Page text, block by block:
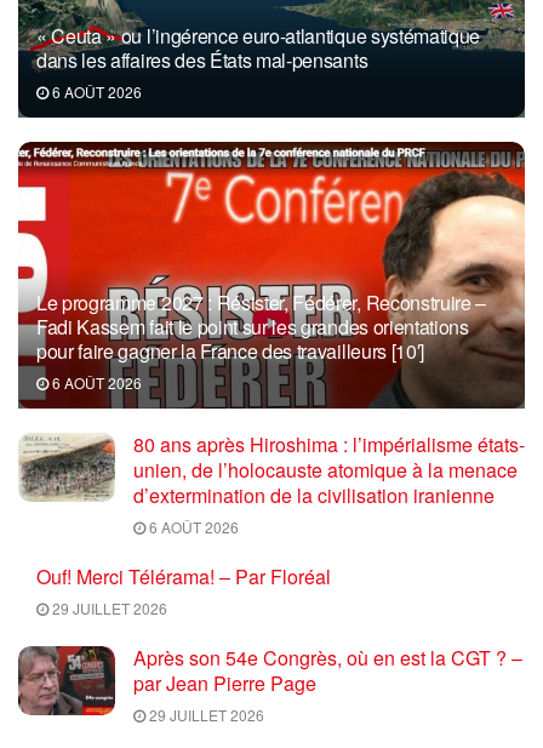
« Ceuta » ou l’ingérence euro-atlantique systématique
dans les affaires des États mal-pensants
6 AOÛT 2026
Le programme 2027 : Résister, Fédérer, Reconstruire –
Fadi Kassem fait le point sur les grandes orientations
pour faire gagner la France des travailleurs [10′]
6 AOÛT 2026
80 ans après Hiroshima : l’impérialisme états-
unien, de l’holocauste atomique à la menace
d’extermination de la civilisation iranienne
6 AOÛT 2026
Ouf! Merci Télérama! – Par Floréal
29 JUILLET 2026
Après son 54e Congrès, où en est la CGT ? –
par Jean Pierre Page
29 JUILLET 2026